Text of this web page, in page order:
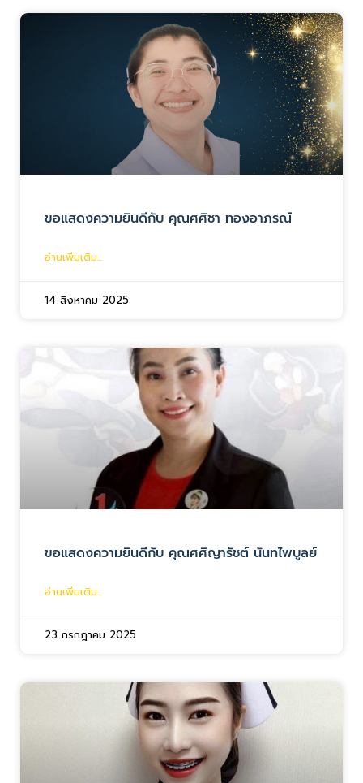
ขอแสดงความยินดีกับ คุณศศิชา ทองอาภรณ์
อ่านเพิ่มเติม...
14 สิงหาคม 2025
ขอแสดงความยินดีกับ คุณศศิญารัชต์ นันทไพบูลย์
อ่านเพิ่มเติม...
23 กรกฎาคม 2025